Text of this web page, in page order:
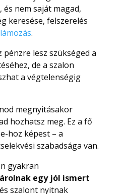
nem saját magad,
keresése, felszerelés
.
lesz szükséged a
de a szalon
a végtelenségig
megnyitásakor
hozhatsz meg. Ez a fő
hoz képest – a
szabadsága van.
gyakran
egy jól ismert
és szalont nyitnak